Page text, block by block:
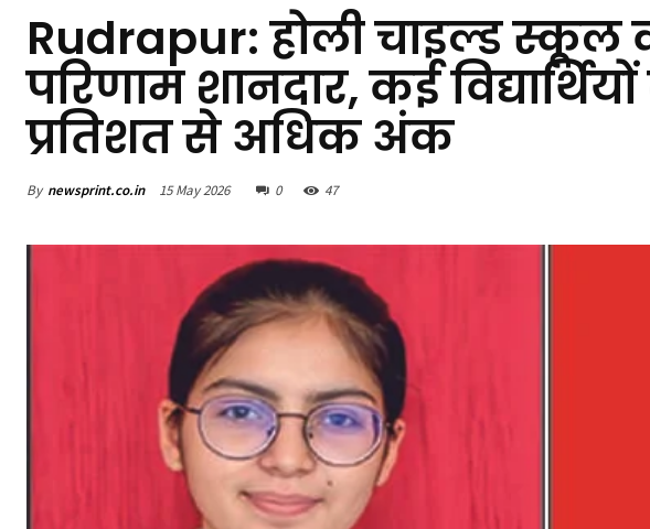
Rudrapur: होली चाइल्ड स्कूल का
परिणाम शानदार, कई
प्रतिशत से अधिक अंक
By newsprint.co.in 15 May 2026 0 47